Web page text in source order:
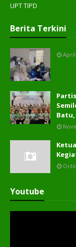
UPT TIPD
Berita Terkini
April
Youtube